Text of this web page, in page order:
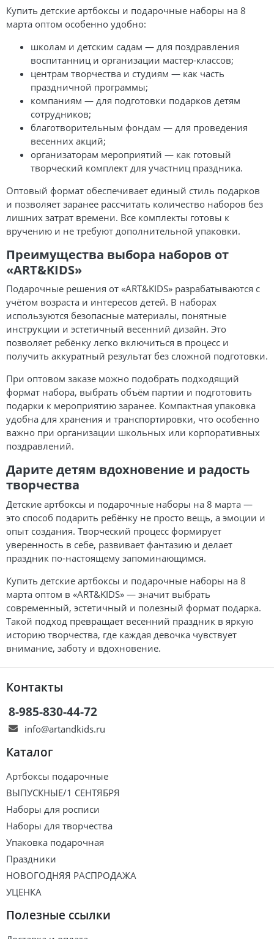
Купить детские артбоксы и подарочные наборы на 8
марта оптом особенно удобно:
школам и детским садам — для поздравления
воспитанниц и организации мастер-классов;
центрам творчества и студиям — как часть
праздничной программы;
компаниям — для подготовки подарков детям
сотрудников;
благотворительным фондам — для проведения
весенних акций;
организаторам мероприятий — как готовый
творческий комплект для участниц праздника.
Оптовый формат обеспечивает единый стиль подарков
и позволяет заранее рассчитать количество наборов без
лишних затрат времени. Все комплекты готовы к
вручению и не требуют дополнительной упаковки.
Преимущества выбора наборов от
«ART&KIDS»
Подарочные решения от «ART&KIDS» разрабатываются с
учётом возраста и интересов детей. В наборах
используются безопасные материалы, понятные
инструкции и эстетичный весенний дизайн. Это
позволяет ребёнку легко включиться в процесс и
получить аккуратный результат без сложной подготовки.
При оптовом заказе можно подобрать подходящий
формат набора, выбрать объём партии и подготовить
подарки к мероприятию заранее. Компактная упаковка
удобна для хранения и транспортировки, что особенно
важно при организации школьных или корпоративных
поздравлений.
Дарите детям вдохновение и радость
творчества
Детские артбоксы и подарочные наборы на 8 марта —
это способ подарить ребёнку не просто вещь, а эмоции и
опыт создания. Творческий процесс формирует
уверенность в себе, развивает фантазию и делает
праздник по-настоящему запоминающимся.
Купить детские артбоксы и подарочные наборы на 8
марта оптом в «ART&KIDS» — значит выбрать
современный, эстетичный и полезный формат подарка.
Такой подход превращает весенний праздник в яркую
историю творчества, где каждая девочка чувствует
внимание, заботу и вдохновение.
Контакты
8-985-830-44-72
info@artandkids.ru
Каталог
Артбоксы подарочные
ВЫПУСКНЫЕ/1 СЕНТЯБРЯ
Наборы для росписи
Наборы для творчества
Упаковка подарочная
Праздники
НОВОГОДНЯЯ РАСПРОДАЖА
УЦЕНКА
Полезные ссылки